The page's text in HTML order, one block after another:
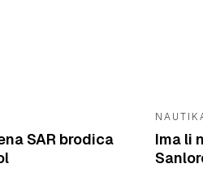
SAR brodica
Ima li